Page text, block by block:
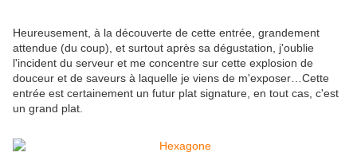
Heureusement, à la découverte de cette entrée, grandement
attendue (du coup), et surtout après sa dégustation, j'oublie
l'incident du serveur et me concentre sur cette explosion de
douceur et de saveurs à laquelle je viens de m'exposer…Cette
entrée est certainement un futur plat signature, en tout cas, c'est
un grand plat.